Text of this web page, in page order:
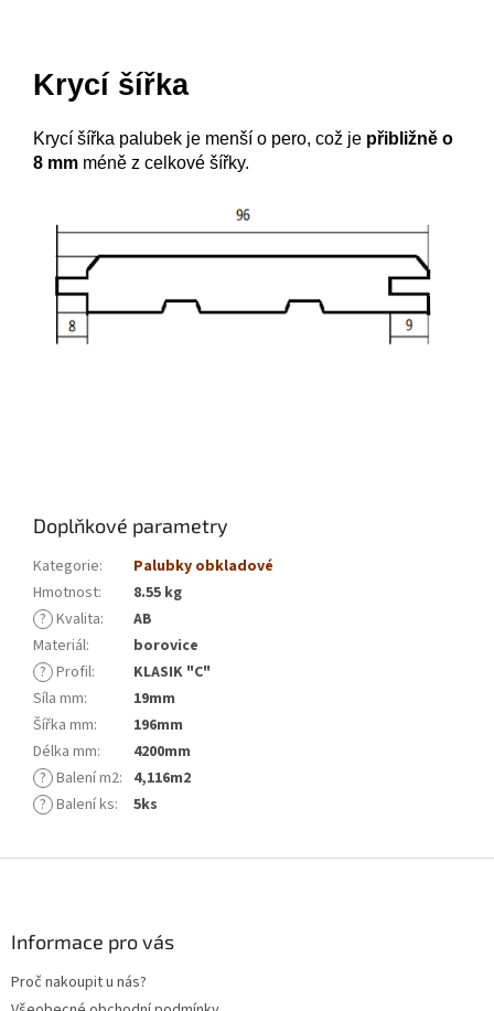
Krycí šířka
Krycí šířka palubek je menší o pero, což je přibližně o
8 mm méně z celkové šířky.
Doplňkové parametry
Kategorie:
Palubky obkladové
Hmotnost:
8.55 kg
? Kvalita:
AB
Materiál:
borovice
? Profil:
KLASIK "C"
Síla mm:
19mm
Šířka mm:
196mm
Délka mm:
4200mm
? Balení m2: 4,116m2
? Balení ks: 5ks
Informace pro vás
Proč nakoupit u nás?